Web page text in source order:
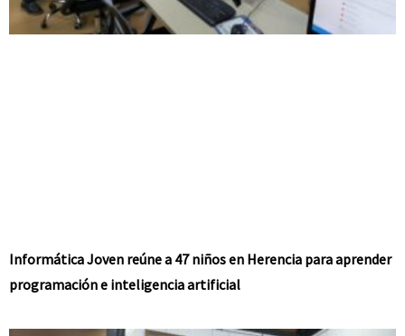
Informática Joven reúne a 47 niños en Herencia para aprender
programación e inteligencia artificial